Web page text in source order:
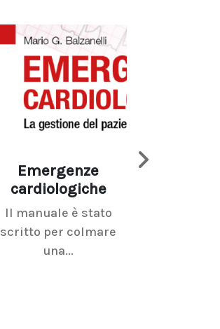
Emergenze
cardiologiche
Il manuale è stato
scritto per colmare
una...